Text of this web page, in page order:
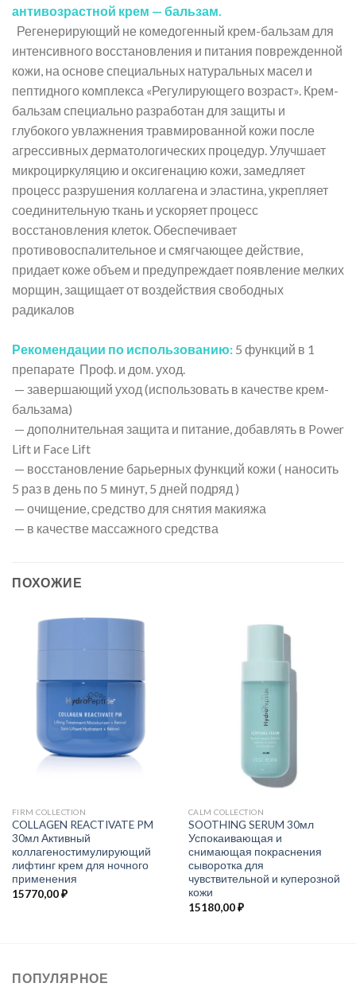
антивозрастной крем — бальзам.
Регенерирующий не комедогенный крем-бальзам для
интенсивного восстановления и питания поврежденной
кожи, на основе специальных натуральных масел и
пептидного комплекса «Регулирующего возраст». Крем-
бальзам специально разработан для защиты и
глубокого увлажнения травмированной кожи после
агрессивных дерматологических процедур. Улучшает
микроциркуляцию и оксигенацию кожи, замедляет
процесс разрушения коллагена и эластина, укрепляет
соединительную ткань и ускоряет процесс
восстановления клеток. Обеспечивает
противовоспалительное и смягчающее действие,
придает коже объем и предупреждает появление мелких
морщин, защищает от воздействия свободных
радикалов
Рекомендации по использованию: 5 функций в 1
препарате Проф. и дом. уход.
— завершающий уход (использовать в качестве крем-
бальзама)
— дополнительная защита и питание, добавлять в Power
Lift и Face Lift
— восстановление барьерных функций кожи ( наносить
5 раз в день по 5 минут, 5 дней подряд )
— очищение, средство для снятия макияжа
— в качестве массажного средства
ПОХОЖИЕ
FIRM COLLECTION
COLLAGEN REACTIVATE PM
30мл Активный
коллагеностимулирующий
лифтинг крем для ночного
применения
15770,00₽
CALM COLLECTION
SOOTHING SERUM 30мл
Успокаивающая и
снимающая покраснения
сыворотка для
чувствительной и куперозной
кожи
15180,00₽
ПОПУЛЯРНОЕ